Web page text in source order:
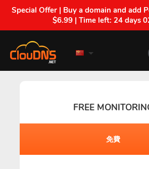
Special Offer | Buy a domain and add
$6.99 | Time left: 24 days
FREE
免費